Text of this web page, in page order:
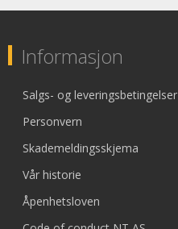
Informasjon
Salgs- og leveringsbetingelser
Personvern
Skademeldingsskjema
Vår historie
Åpenhetsloven